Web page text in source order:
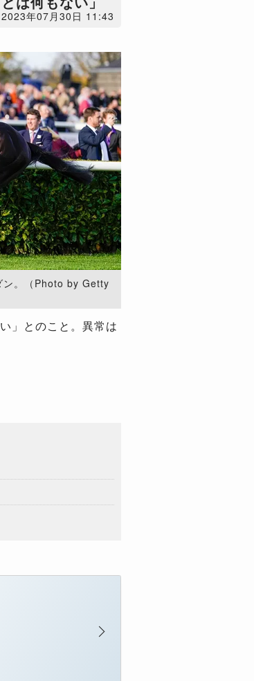
2023年07月30日 11:43
ン。（Photo by Getty
」とのこと。異常は